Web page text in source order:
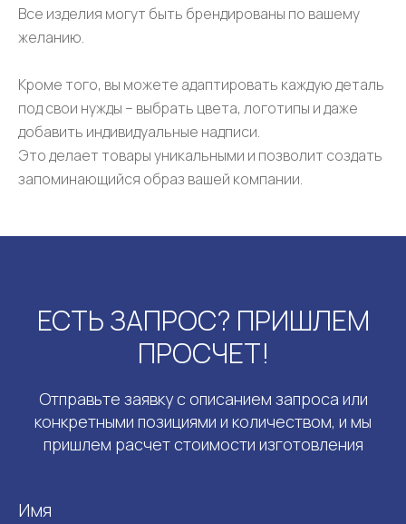
Все изделия могут быть брендированы по вашему
желанию.
Кроме того, вы можете адаптировать каждую деталь
под свои нужды – выбрать цвета, логотипы и даже
добавить индивидуальные надписи.
Это делает товары уникальными и позволит создать
запоминающийся образ вашей компании.
ЕСТЬ ЗАПРОС? ПРИШЛЕМ
ПРОСЧЕТ!
Отправьте заявку с описанием запроса или
конкретными позициями и количеством, и мы
пришлем расчет стоимости изготовления
Имя